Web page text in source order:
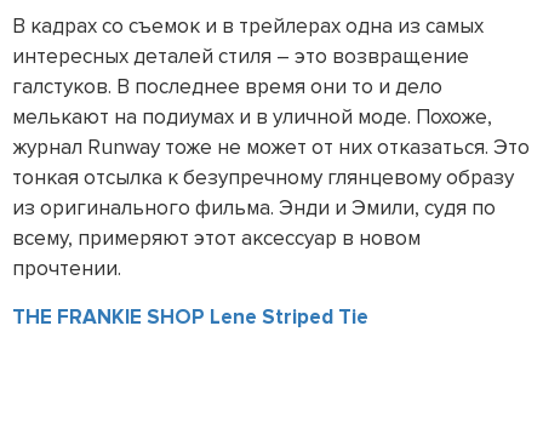
В кадрах со съемок и в трейлерах одна из самых
интересных деталей стиля – это возвращение
галстуков. В последнее время они то и дело
мелькают на подиумах и в уличной моде. Похоже,
журнал Runway тоже не может от них отказаться. Это
тонкая отсылка к безупречному глянцевому образу
из оригинального фильма. Энди и Эмили, судя по
всему, примеряют этот аксессуар в новом
прочтении.
THE FRANKIE SHOP Lene Striped Tie